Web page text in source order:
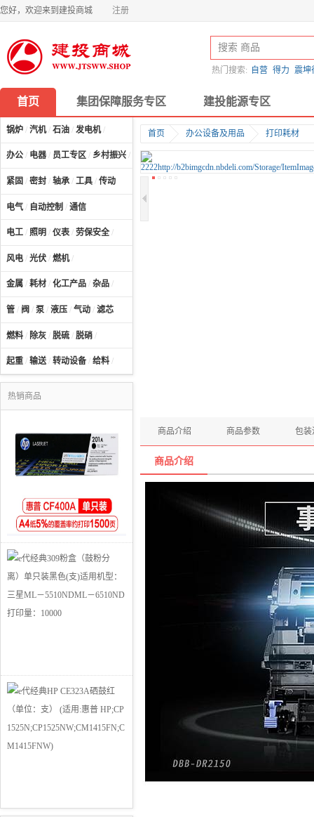
您好，欢迎来到建投商城 注册
热门搜索: 自营 得力 震坤
首页 集团保障服务专区 建投能源专区
锅炉 / 汽机/ 石油 / 发电机/
办公 / 电器 / 员工专区 / 乡村振兴 / 计算机及配件
紧固 / 密封 / 轴承 / 工具 / 传动
电气 / 自动控制 / 通信
电工 / 照明 / 仪表 / 劳保安全 /
风电 / 光伏 / 燃机/
金属 / 耗材 / 化工产品 / 杂品 /
管 / 阀 / 泵 / 液压 / 气动 / 滤芯
燃料 / 除灰 / 脱硫 / 脱硝 /
起重 / 输送/ 转动设备 / 给料 /
热销商品
首页 办公设备及用品 打印耗材
商品介绍 商品参数 包装
商品介绍